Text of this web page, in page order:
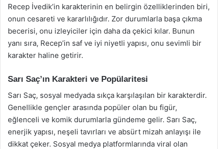
Recep İvedik’in karakterinin en belirgin özelliklerinden biri,
onun cesareti ve kararlılığıdır. Zor durumlarla başa çıkma
becerisi, onu izleyiciler için daha da çekici kılar. Bunun
yanı sıra, Recep’in saf ve iyi niyetli yapısı, onu sevimli bir
karakter haline getirir.
Sarı Saç’ın Karakteri ve Popülaritesi
Sarı Saç, sosyal medyada sıkça karşılaşılan bir karakterdir.
Genellikle gençler arasında popüler olan bu figür,
eğlenceli ve komik durumlarla gündeme gelir. Sarı Saç,
enerjik yapısı, neşeli tavırları ve absürt mizah anlayışı ile
dikkat çeker. Sosyal medya platformlarında viral olan